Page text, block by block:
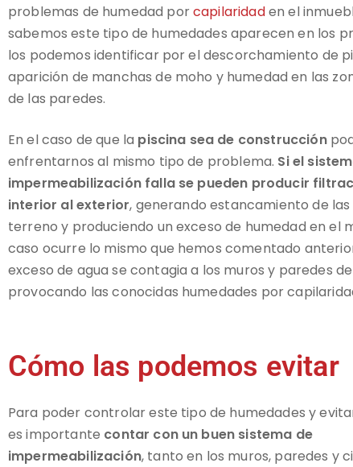
problemas de humedad porcapilaridaden el
sabemos este tipo de humedades aparecen en los
los podemos identificar por el descorchamiento de
aparición de manchas de moho y humedad en las
de las paredes.
En el caso de que la piscina sea de construcción
enfrentarnos al mismo tipo de problema. Si el
impermeabilización falla se pueden producir
interior al exterior, generando estancamiento de las
terreno y produciendo un exceso de humedad en el
caso ocurre lo mismo que hemos comentado
exceso de agua se contagia a los muros y paredes
provocando las conocidas humedades por
Cómo las podemos evitar
Para poder controlar este tipo de humedades y
es importante contar con un buen sistema de
impermeabilización, tanto en los muros, paredes y